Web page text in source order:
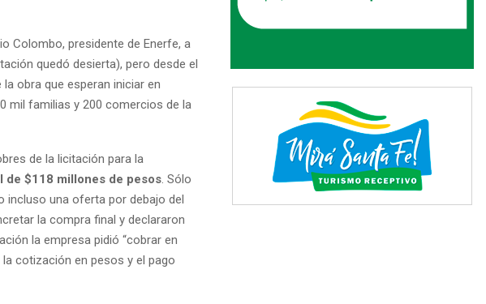
Colombo, presidente de Enerfe, a
quedó desierta), pero desde el
obra que esperan iniciar en
mil familias y 200 comercios de la
de la licitación para la
de $118 millones de pesos . Sólo
incluso una oferta por debajo del
la compra final y declararon
la empresa pidió “cobrar en
cotización en pesos y el pago